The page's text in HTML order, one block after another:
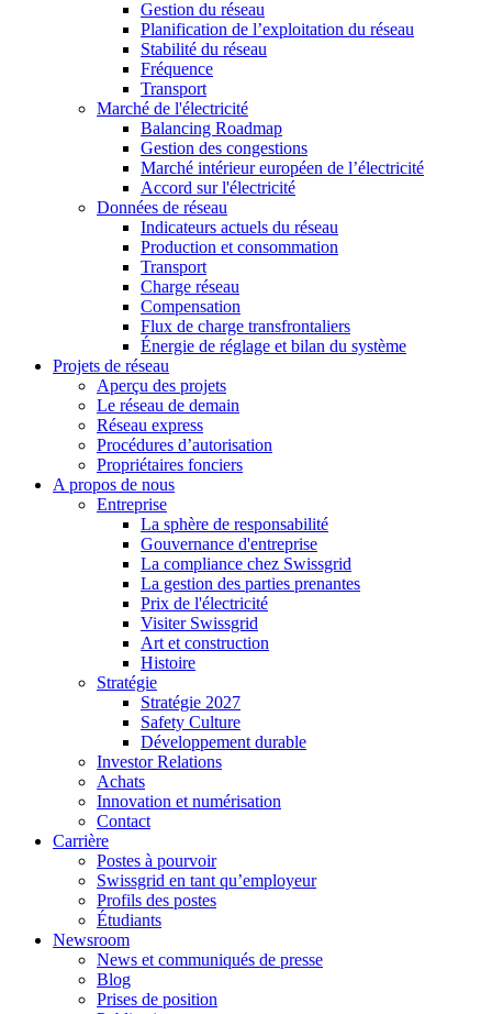
Gestion du réseau
Planification de l’exploitation du réseau
Stabilité du réseau
Fréquence
Transport
Marché de l'électricité
Balancing Roadmap
Gestion des congestions
Marché intérieur européen de l’électricité
Accord sur l'électricité
Données de réseau
Indicateurs actuels du réseau
Production et consommation
Transport
Charge réseau
Compensation
Flux de charge transfrontaliers
Énergie de réglage et bilan du système
Projets de réseau
Aperçu des projets
Le réseau de demain
Réseau express
Procédures d’autorisation
Propriétaires fonciers
A propos de nous
Entreprise
La sphère de responsabilité
Gouvernance d'entreprise
La compliance chez Swissgrid
La gestion des parties prenantes
Prix de l'électricité
Visiter Swissgrid
Art et construction
Histoire
Stratégie
Stratégie 2027
Safety Culture
Développement durable
Investor Relations
Achats
Innovation et numérisation
Contact
Carrière
Postes à pourvoir
Swissgrid en tant qu’employeur
Profils des postes
Étudiants
Newsroom
News et communiqués de presse
Blog
Prises de position